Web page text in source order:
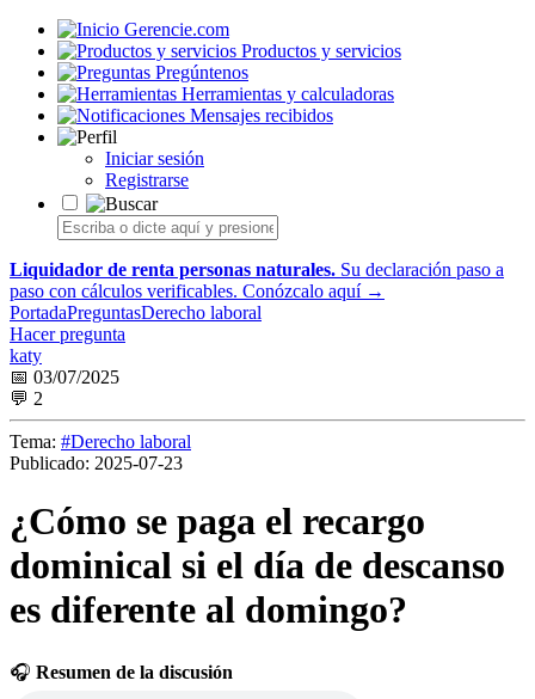
Gerencie.com
Productos y servicios
Pregúntenos
Herramientas y calculadoras
Mensajes recibidos
Iniciar sesión
Registrarse
Liquidador de renta personas naturales. Su declaración paso a
paso con cálculos verificables. Conózcalo aquí →
PortadaPreguntasDerecho laboral
Hacer pregunta
katy
📅 03/07/2025
💬 2
Tema: #Derecho laboral
Publicado: 2025-07-23
¿Cómo se paga el recargo
dominical si el día de descanso
es diferente al domingo?
🎧 Resumen de la discusión